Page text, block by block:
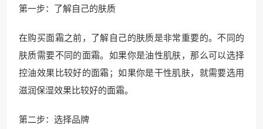
第一步：了解自己的肤质
在购买面霜之前，了解自己的肤质是非常重要的。不同的
肤质需要不同的面霜。如果你是油性肌肤，那么可以选择
控油效果比较好的面霜；如果你是干性肌肤，就需要选用
滋润保湿效果比较好的面霜。
第二步：选择品牌